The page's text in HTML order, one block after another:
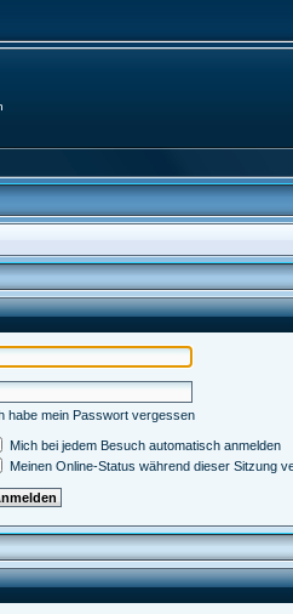
habe mein Passwort vergessen
Mich bei jedem Besuch automatisch anmelden
Meinen Online-Status während dieser Sitzung